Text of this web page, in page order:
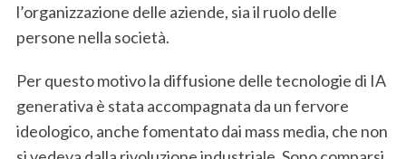
l’organizzazione delle aziende, sia il ruolo delle
persone nella società.
Per questo motivo la diffusione delle tecnologie di IA
generativa è stata accompagnata da un fervore
ideologico, anche fomentato dai mass media, che non